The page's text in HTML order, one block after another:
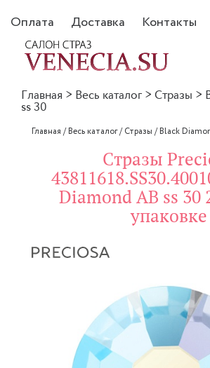
Оплата Доставка Контакты
Главная > Весь каталог > Стразы >
ss 30
Главная /Весь каталог/Стразы /Black
Стразы
Diamond AB ss 30
упаковке